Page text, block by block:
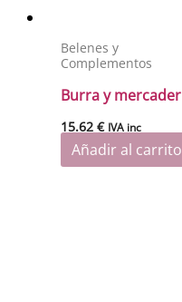
Belenes y
Complementos
Burra y mercader
15.62€ IVA inc
Añadir al carrito